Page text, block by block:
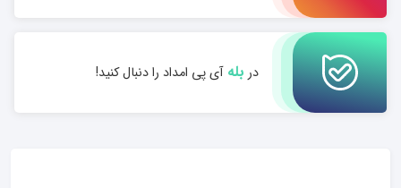
در بلهآی پی امداد را دنبال کنید!